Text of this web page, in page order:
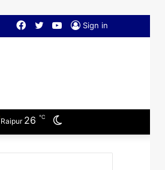
Sign in
YouTube
Twitter
Facebook
Raipur 26 ℃